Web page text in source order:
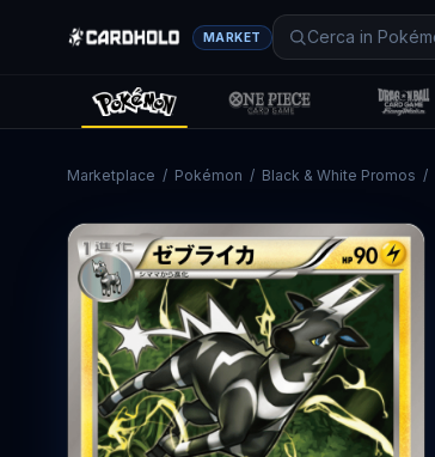
MARKET
Marketplace / Pokémon / Black & White Promos /